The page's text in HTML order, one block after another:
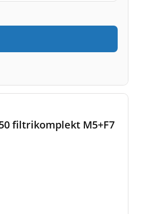
filtrikomplekt M5+F7